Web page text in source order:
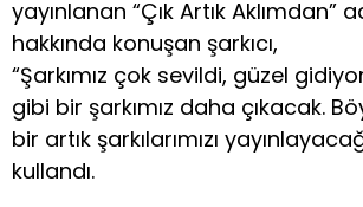
yayınlanan “Çık Artık Aklımdan”
hakkında konuşan şarkıcı,
“Şarkımız çok sevildi, güzel
gibi bir şarkımız daha çıkacak.
bir artık şarkılarımızı
kullandı.